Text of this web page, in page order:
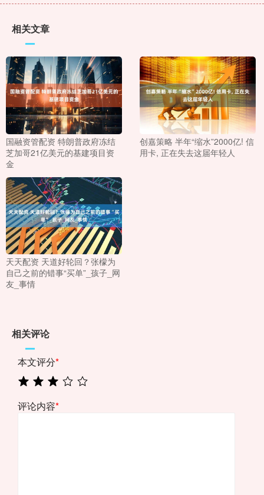
相关文章
国融资管配资 特朗普政府冻结
芝加哥21亿美元的基建项目资
金
创嘉策略 半年“缩水”2000亿! 信
用卡, 正在失去这届年轻人
天天配资 天道好轮回？张檬为
自己之前的错事“买单”_孩子_网
友_事情
相关评论
本文评分*
评论内容*